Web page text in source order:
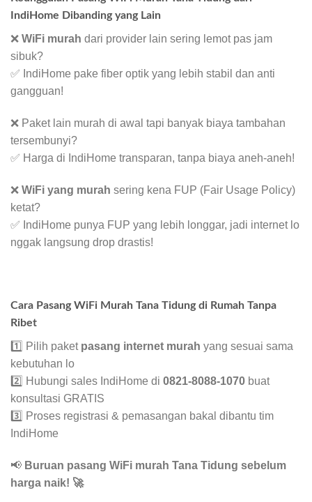
IndiHome Dibanding yang Lain
❌ WiFi murah dari provider lain sering lemot pas jam
sibuk?
✅ IndiHome pake fiber optik yang lebih stabil dan anti
gangguan!
❌ Paket lain murah di awal tapi banyak biaya tambahan
tersembunyi?
✅ Harga di IndiHome transparan, tanpa biaya aneh-aneh!
❌ WiFi yang murah sering kena FUP (Fair Usage Policy)
ketat?
✅ IndiHome punya FUP yang lebih longgar, jadi internet lo
nggak langsung drop drastis!
Cara Pasang WiFi Murah Tana Tidung di Rumah Tanpa
Ribet
1️⃣ Pilih paket pasang internet murah yang sesuai sama
kebutuhan lo
2️⃣ Hubungi sales IndiHome di 0821-8088-1070 buat
konsultasi GRATIS
3️⃣ Proses registrasi & pemasangan bakal dibantu tim
IndiHome
📢 Buruan pasang WiFi murah Tana Tidung sebelum
harga naik! 🚀